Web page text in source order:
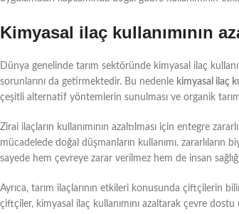
Kimyasal ilaç kullanımının
Dünya genelinde tarım sektöründe kimyasal ilaç
sorunlarını da getirmektedir. Bu nedenle kimyasal ilaç
çeşitli alternatif yöntemlerin sunulması ve organik
Zirai ilaçların kullanımının azaltılması için entegre
mücadelede doğal düşmanların kullanımı, zararlıların
sayede hem çevreye zarar verilmez hem de insan
Ayrıca, tarım ilaçlarının etkileri konusunda çiftçilerin
çiftçiler, kimyasal ilaç kullanımını azaltarak çevre